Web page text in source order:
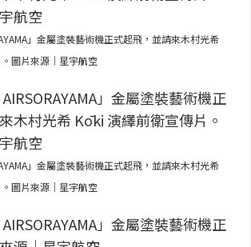
」金屬塗裝藝術機正式起飛，並請來木村光希
圖片來源｜星宇航空
」金屬塗裝藝術機正式起飛，並請來木村光希
圖片來源｜星宇航空